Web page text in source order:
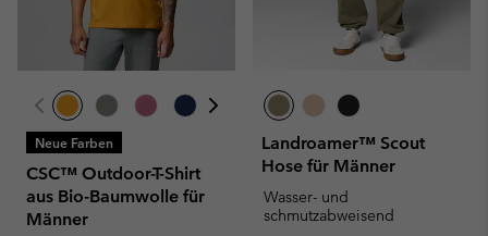
Neue Farben
CSC™ Outdoor-T-Shirt
aus Bio-Baumwolle für
Männer
Landroamer™ Scout
Hose für Männer
Wasser- und
schmutzabweisend